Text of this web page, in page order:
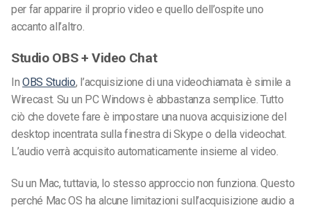
per far apparire il proprio video e quello dell’ospite uno
accanto all’altro.
Studio OBS + Video Chat
InOBS Studio, l’acquisizione di una videochiamata è simile a
Wirecast. Su un PC Windows è abbastanza semplice. Tutto
ciò che dovete fare è impostare una nuova acquisizione del
desktop incentrata sulla finestra di Skype o della videochat.
L’audio verrà acquisito automaticamente insieme al video.
Su un Mac, tuttavia, lo stesso approccio non funziona. Questo
perché Mac OS ha alcune limitazioni sull’acquisizione audio a